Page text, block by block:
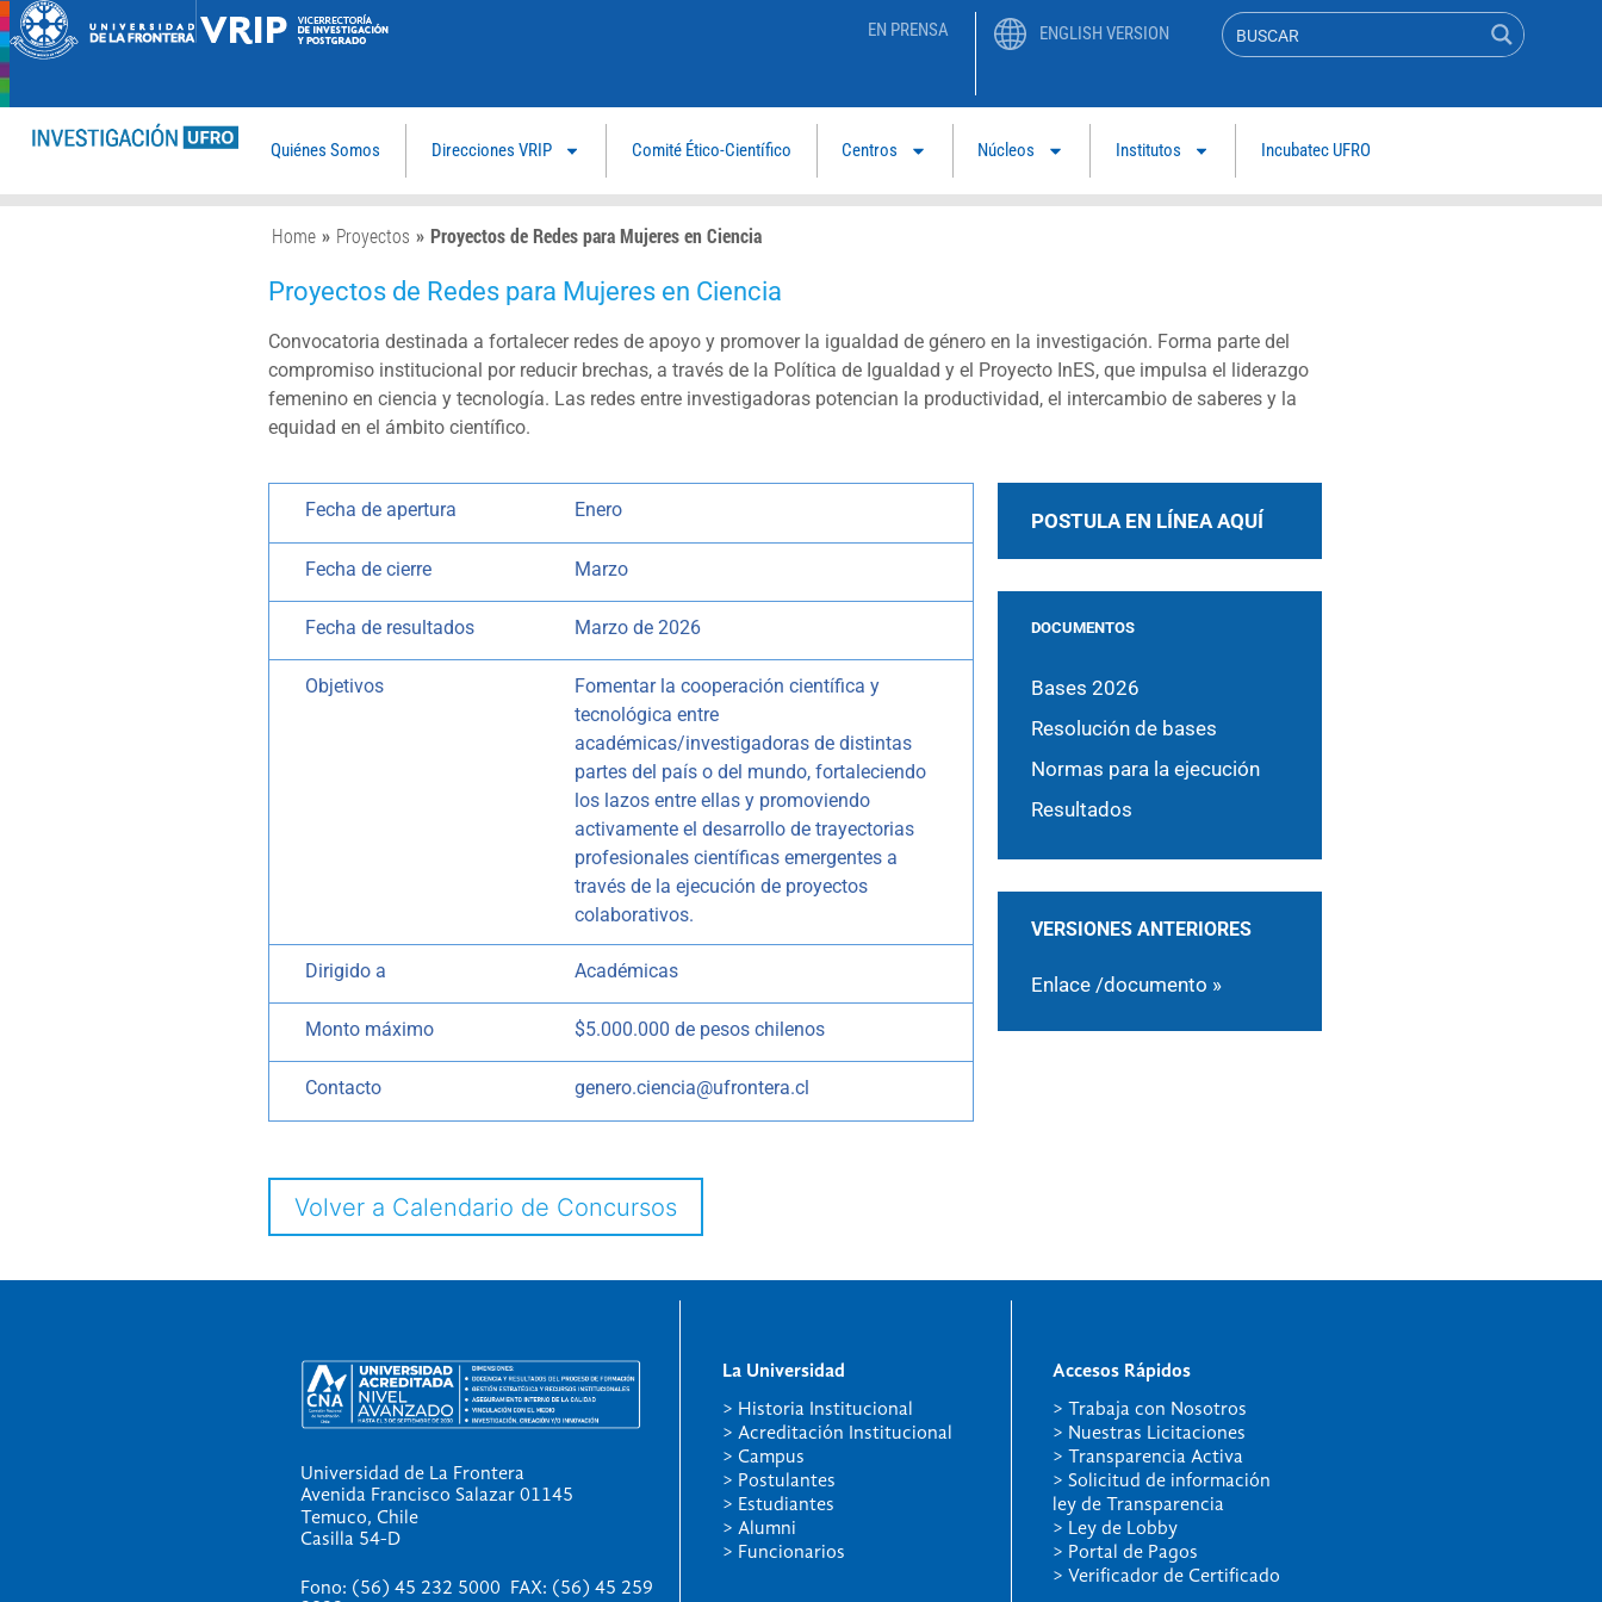
EN PRENSA ENGLISH VERSION
Quiénes Somos Direcciones VRIP Comité Ético-Científico Centros Núcleos Institutos Incubatec UFRO
Home » Proyectos » Proyectos de Redes para Mujeres en Ciencia
Proyectos de Redes para Mujeres en Ciencia
Convocatoria destinada a fortalecer redes de apoyo y promover la igualdad de género en la investigación. Forma parte del
compromiso institucional por reducir brechas, a través de la Política de Igualdad y el Proyecto InES, que impulsa el liderazgo
femenino en ciencia y tecnología. Las redes entre investigadoras potencian la productividad, el intercambio de saberes y la
equidad en el ámbito científico.
Fecha de apertura Enero
Fecha de cierre Marzo
Fecha de resultados Marzo de 2026
Objetivos
Fomentar la cooperación científica y
tecnológica entre
académicas/investigadoras de distintas
partes del país o del mundo, fortaleciendo
los lazos entre ellas y promoviendo
activamente el desarrollo de trayectorias
profesionales científicas emergentes a
través de la ejecución de proyectos
colaborativos.
Dirigido a Académicas
Monto máximo $5.000.000 de pesos chilenos
Contacto genero.ciencia@ufrontera.cl
POSTULA EN LÍNEA AQUÍ
DOCUMENTOS
Bases 2026
Resolución de bases
Normas para la ejecución
Resultados
VERSIONES ANTERIORES
Enlace /documento »
Volver a Calendario de Concursos
Universidad de La Frontera
Avenida Francisco Salazar 01145
Temuco, Chile
Casilla 54-D
Fono: (56) 45 232 5000 FAX: (56) 45 259
La Universidad
> Historia Institucional
> Acreditación Institucional
> Campus
> Postulantes
> Estudiantes
> Alumni
> Funcionarios
Accesos Rápidos
> Trabaja con Nosotros
> Nuestras Licitaciones
> Transparencia Activa
> Solicitud de información
ley de Transparencia
> Ley de Lobby
> Portal de Pagos
> Verificador de Certificado